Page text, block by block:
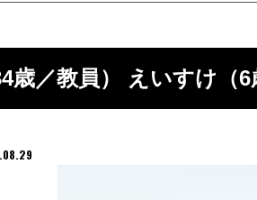
歳／教員） えいすけ（6